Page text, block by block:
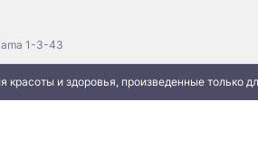
1-3-43
красоты и здоровья, произведенные только